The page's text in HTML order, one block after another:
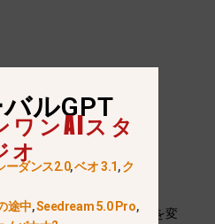
ング
精緻化
ールを使用してテキストを変
ルGPT
ワンAIスタ
オ
ーダンス2.0,ベオ 3.1,ク
途中,Seedream 5.0 Pro,